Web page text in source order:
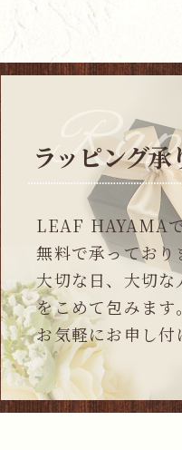
ラッピング承
LEAF HAYAMA
無料で承っており
大切な日、大切
をこめて包みます｡
お気軽にお申し付